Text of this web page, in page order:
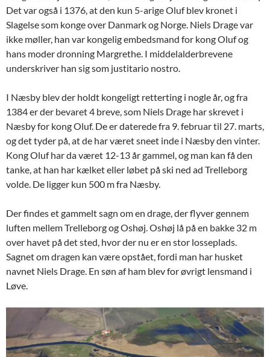
Det var også i 1376, at den kun 5-arige Oluf blev kronet i
Slagelse som konge over Danmark og Norge. Niels Drage var
ikke møller, han var kongelig embedsmand for kong Oluf og
hans moder dronning Margrethe. I middelalderbrevene
underskriver han sig som justitario nostro.
I Næsby blev der holdt kongeligt retterting i nogle år, og fra
1384 er der bevaret 4 breve, som Niels Drage har skrevet i
Næsby for kong Oluf. De er daterede fra 9. februar til 27. marts,
og det tyder på, at de har været sneet inde i Næsby den vinter.
Kong Oluf har da været 12-13 år gammel, og man kan få den
tanke, at han har kælket eller løbet på ski ned ad Trelleborg
volde. De ligger kun 500 m fra Næsby.
Der findes et gammelt sagn om en drage, der flyver gennem
luften mellem Trelleborg og Oshøj. Oshøj lå på en bakke 32 m
over havet på det sted, hvor der nu er en stor losseplads.
Sagnet om dragen kan være opstået, fordi man har husket
navnet Niels Drage. En søn af ham blev for øvrigt lensmand i
Løve.